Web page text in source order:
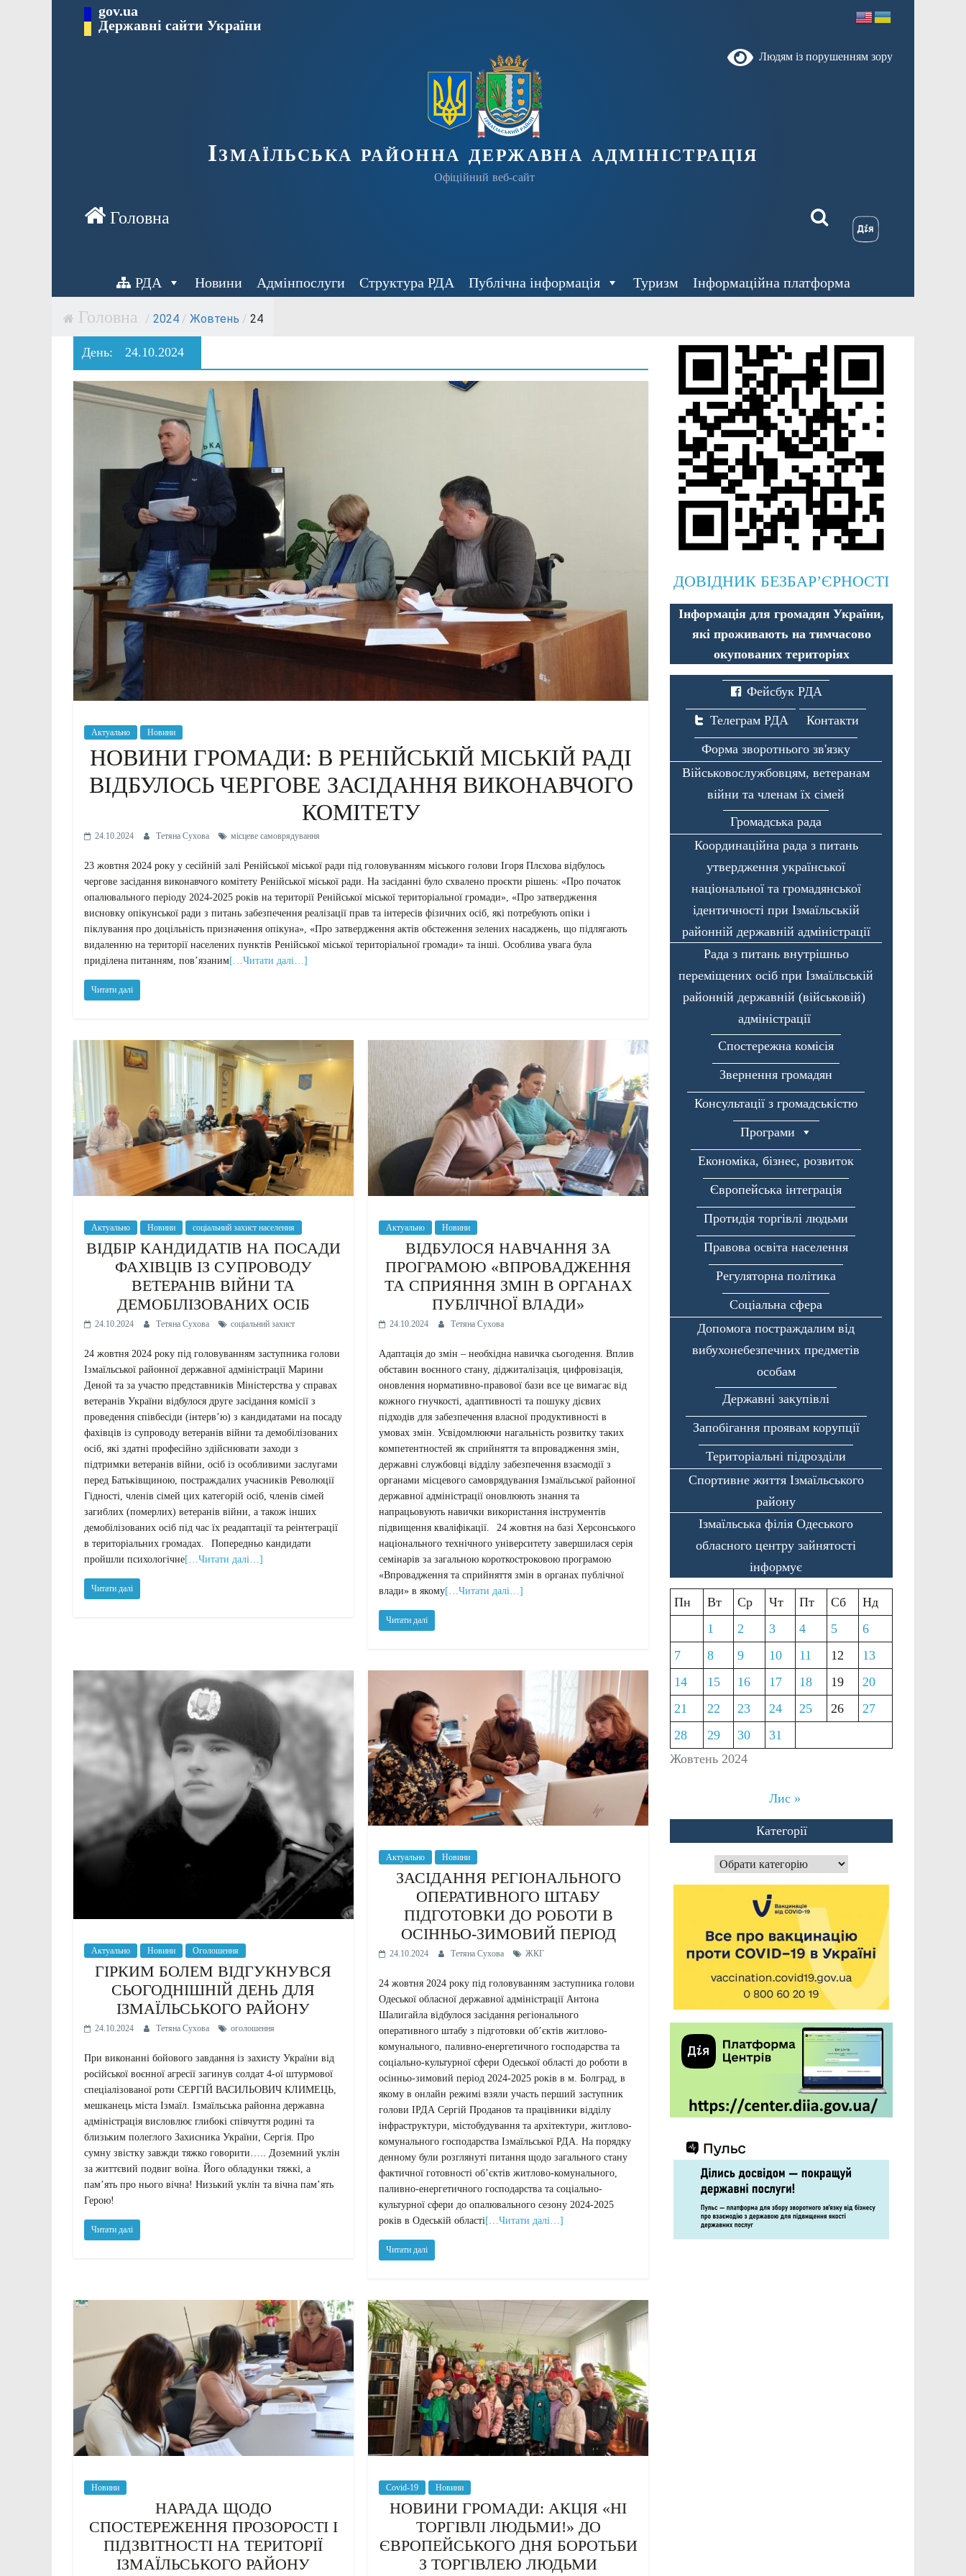
gov.ua
Державні сайти України
Людям із порушенням зору
Ізмаїльська районна державна адміністрація
Офіційний веб-сайт
РДА Новини Адмінпослуги Структура РДА Публічна інформація Туризм Інформаційна платформа
/ 2024 / Жовтень / 24
День: 24.10.2024
Актуально Новини
НОВИНИ ГРОМАДИ: В РЕНІЙСЬКІЙ МІСЬКІЙ РАДІ
ВІДБУЛОСЬ ЧЕРГОВЕ ЗАСІДАННЯ ВИКОНАВЧОГО
КОМІТЕТУ
24.10.2024 Тетяна Сухова місцеве самоврядування
23 жовтня 2024 року у сесійній залі Ренійської міської ради під головуванням міського голови Ігоря Плєхова відбулось
чергове засідання виконавчого комітету Ренійської міської ради. На засіданні було схвалено проєкти рішень: «Про початок
опалювального періоду 2024-2025 років на території Ренійської міської територіальної громади», «Про затвердження
висновку опікунської ради з питань забезпечення реалізації прав та інтересів фізичних осіб, які потребують опіки і
піклування про доцільність призначення опікуна», «Про затвердження актів обстеження зелених насаджень, що підлягають
видаленню на території населених пунктів Ренійської міської територіальної громади» та інші. Особлива увага була
приділена питанням, пов’язаним[…Читати далі…]
Читати далі
Актуально Новини соціальний захист населення
ВІДБІР КАНДИДАТІВ НА ПОСАДИ
ФАХІВЦІВ ІЗ СУПРОВОДУ
ВЕТЕРАНІВ ВІЙНИ ТА
ДЕМОБІЛІЗОВАНИХ ОСІБ
24.10.2024 Тетяна Сухова соціальний захист
24 жовтня 2024 року під головуванням заступника голови
Ізмаїльської районної державної адміністрації Марини
Деной та за участю представників Міністерства у справах
ветеранів України відбулося друге засідання комісії з
проведення співбесіди (інтерв’ю) з кандидатами на посаду
фахівців із супроводу ветеранів війни та демобілізованих
осіб, які здатні професійно здійснювати заходи з
підтримки ветеранів війни, осіб із особливими заслугами
перед Батьківщиною, постраждалих учасників Революції
Гідності, членів сімей цих категорій осіб, членів сімей
загиблих (померлих) ветеранів війни, а також інших
демобілізованих осіб під час їх реадаптації та реінтеграції
в територіальних громадах.⠀Попередньо кандидати
пройшли психологічне[…Читати далі…]
Читати далі
Актуально Новини
ВІДБУЛОСЯ НАВЧАННЯ ЗА
ПРОГРАМОЮ «ВПРОВАДЖЕННЯ
ТА СПРИЯННЯ ЗМІН В ОРГАНАХ
ПУБЛІЧНОЇ ВЛАДИ»
24.10.2024 Тетяна Сухова
Адаптація до змін – необхідна навичка сьогодення. Вплив
обставин воєнного стану, діджиталізація, цифровізація,
оновлення нормативно-правової бази все це вимагає від
кожного гнучкості, адаптивності та пошуку дієвих
підходів для забезпечення власної продуктивності в
умовах змін. Усвідомлюючи нагальність розвитку таких
компетентностей як сприйняття та впровадження змін,
державні службовці відділу забезпечення взаємодії з
органами місцевого самоврядування Ізмаїльської районної
державної адміністрації оновлюють знання та
напрацьовують навички використання інструментів
підвищення кваліфікації.⠀24 жовтня на базі Херсонського
національного технічного університету завершилася серія
семінарів за загальною короткостроковою програмою
«Впровадження та сприйняття змін в органах публічної
влади» в якому[…Читати далі…]
Читати далі
Актуально Новини Оголошення
ГІРКИМ БОЛЕМ ВІДГУКНУВСЯ
СЬОГОДНІШНІЙ ДЕНЬ ДЛЯ
ІЗМАЇЛЬСЬКОГО РАЙОНУ
24.10.2024 Тетяна Сухова оголошення
При виконанні бойового завдання із захисту України від
російської воєнної агресії загинув солдат 4-ої штурмової
спеціалізованої роти СЕРГІЙ ВАСИЛЬОВИЧ КЛИМЕЦЬ,
мешканець міста Ізмаїл. Ізмаїльська районна державна
адміністрація висловлює глибокі співчуття родині та
близьким полеглого Захисника України, Сергія. Про
сумну звістку завжди тяжко говорити….. Доземний уклін
за життєвий подвиг воїна. Його обладунки тяжкі, а
пам’ять про нього вічна! Низький уклін та вічна пам’ять
Герою!
Читати далі
Актуально Новини
ЗАСІДАННЯ РЕГІОНАЛЬНОГО
ОПЕРАТИВНОГО ШТАБУ
ПІДГОТОВКИ ДО РОБОТИ В
ОСІННЬО-ЗИМОВИЙ ПЕРІОД
24.10.2024 Тетяна Сухова ЖКГ
24 жовтня 2024 року під головуванням заступника голови
Одеської обласної державної адміністрації Антона
Шалигайла відбулося засідання регіонального
оперативного штабу з підготовки об’єктів житлово-
комунального, паливно-енергетичного господарства та
соціально-культурної сфери Одеської області до роботи в
осінньо-зимовий період 2024-2025 років в м. Болград, в
якому в онлайн режимі взяли участь перший заступник
голови ІРДА Сергій Проданов та працівники відділу
інфраструктури, містобудування та архітектури, житлово-
комунального господарства Ізмаїльської РДА. На порядку
денному були розглянуті питання щодо загального стану
фактичної готовності об’єктів житлово-комунального,
паливно-енергетичного господарства та соціально-
культурної сфери до опалювального сезону 2024-2025
років в Одеській області[…Читати далі…]
Читати далі
Новини
НАРАДА ЩОДО
СПОСТЕРЕЖЕННЯ ПРОЗОРОСТІ І
ПІДЗВІТНОСТІ НА ТЕРИТОРІЇ
ІЗМАЇЛЬСЬКОГО РАЙОНУ
Covid-19 Новини
НОВИНИ ГРОМАДИ: АКЦІЯ «НІ
ТОРГІВЛІ ЛЮДЬМИ!» ДО
ЄВРОПЕЙСЬКОГО ДНЯ БОРОТЬБИ
З ТОРГІВЛЕЮ ЛЮДЬМИ
ДОВІДНИК БЕЗБАР’ЄРНОСТІ
Інформація для громадян України,
які проживають на тимчасово
окупованих територіях
Фейсбук РДА
Телеграм РДА
Контакти
Форма зворотнього зв'язку
Військовослужбовцям, ветеранам
війни та членам їх сімей
Громадська рада
Координаційна рада з питань
утвердження української
національної та громадянської
ідентичності при Ізмаїльській
районній державній адміністрації
Рада з питань внутрішньо
переміщених осіб при Ізмаїльській
районній державній (військовій)
адміністрації
Спостережна комісія
Звернення громадян
Консультації з громадськістю
Програми
Економіка, бізнес, розвиток
Європейська інтеграція
Протидія торгівлі людьми
Правова освіта населення
Регуляторна політика
Соціальна сфера
Допомога постраждалим від
вибухонебезпечних предметів
особам
Державні закупівлі
Запобігання проявам корупції
Територіальні підрозділи
Спортивне життя Ізмаїльського
району
Ізмаїльська філія Одеського
обласного центру зайнятості
інформує
Жовтень 2024
Пн Вт Ср Чт Пт Сб
Нд
1
2 3 4 5
6
7
8 9 10 11 12
13
14
15 16 17 18 19
20
21
22 23 24 25 26
27
28
29 30 31
Лис »
Категорії
Категорії